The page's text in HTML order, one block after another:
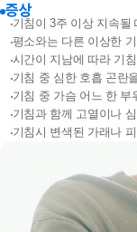
증상
기침이 3주 이상 지속될
평소와는 다른 이상한
시간이 지남에 따라 기
기침 중 심한 호흡 곤란
기침 중 가슴 어느 한 부
기침과 함께 고열이나
기침시 변색된 가래나